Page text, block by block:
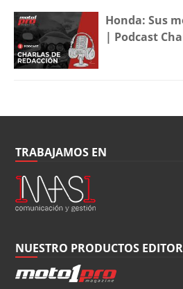
Honda: Sus
| Podcast
TRABAJAMOS EN
NUESTRO PRODUCTOS